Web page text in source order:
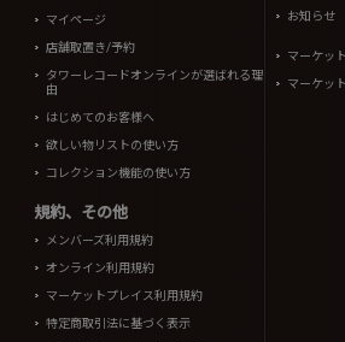
マイページ
店舗取置き/予約
タワーレコードオンラインが選ばれる理
由
はじめてのお客様へ
欲しい物リストの使い方
コレクション機能の使い方
規約、その他
メンバーズ利用規約
オンライン利用規約
マーケットプレイス利用規約
特定商取引法に基づく表示
お知らせ
マーケッ
マーケッ